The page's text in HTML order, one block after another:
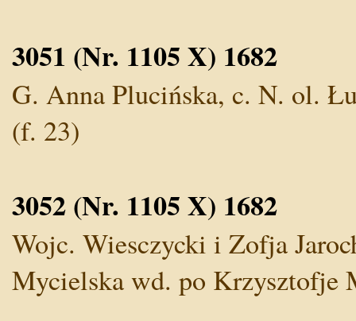
3051 (Nr. 1105 X) 1682
G. Anna Plucińska, c. N. ol.
(f. 23)
3052 (Nr. 1105 X) 1682
Wojc. Wiesczycki i Zofja
Mycielska wd. po